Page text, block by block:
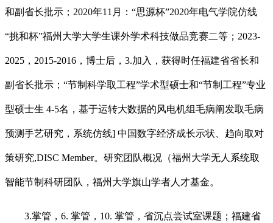
和副省长批示；2020年11月：“思源杯”2020年电气学院仿线
“挑和杯”福州大学大学生课外学术科技做品竞赛二等；2023-
2025，2015-2016，博士后，3.加入，获得时任福建省省长和
副省长批示；“节制科学取工程”学术型硕士和“节制工程”专业
型硕士生 4-5名，基于运转大数据的风电机组毛病阐发取毛病
预测手艺研究，系统仿线] 中国数字经济成长示状、趋向取对
策研究,DISC Member。研究团队概况（福州大学无人系统取
智能节制科研团队，福州大学旗山学者人才基金。
3.掌管，6. 掌管，10. 掌管，省沉点尝试室课题；福建省